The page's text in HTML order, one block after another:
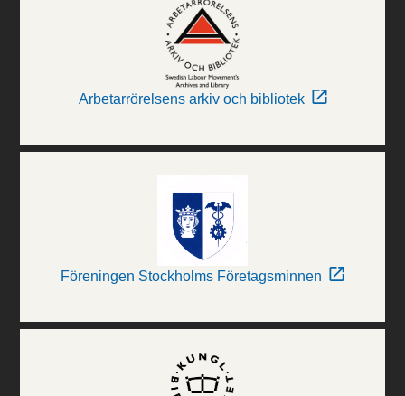
Arbetarrörelsens arkiv och bibliotek
Föreningen Stockholms Företagsminnen